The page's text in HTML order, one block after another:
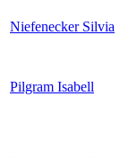
Niefenecker Silvia
Pilgram Isabell